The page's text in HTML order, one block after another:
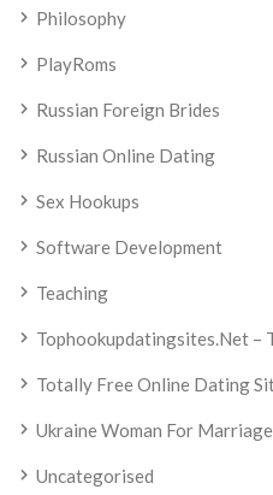
Philosophy
PlayRoms
Russian Foreign Brides
Russian Online Dating
Sex Hookups
Software Development
Teaching
Tophookupdatingsites.net –
Totally Free Online Dating
Ukraine Woman For Marriage
Uncategorised